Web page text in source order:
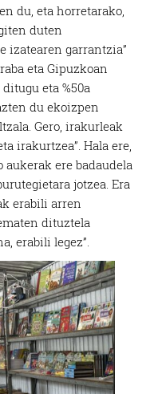
du, eta horretarako,
duten
izatearen garrantzia”
eta Gipuzkoan
eta %50a
du ekoizpen
Gero, irakurleak
irakurtzea”. Hala ere,
ere badaudela
jotzea. Era
erabili arren
dituztela
erabili legez”.